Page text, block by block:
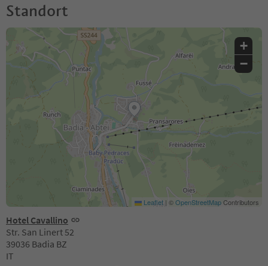
Standort
Hotel Cavallino
Str. San Linert 52
39036 Badia BZ
IT
+
−
Leaflet | ©OpenStreetMapContributors